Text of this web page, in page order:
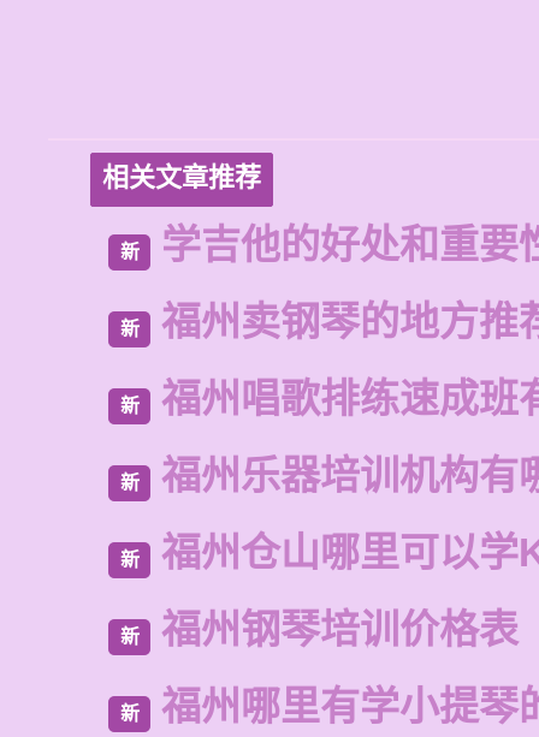
相关文章推荐
新 学吉他的好处和重要
新 福州卖钢琴的地方推
新 福州唱歌排练速成班
新 福州乐器培训机构有
新 福州仓山哪里可以学
新 福州钢琴培训价格表
新 福州哪里有学小提琴